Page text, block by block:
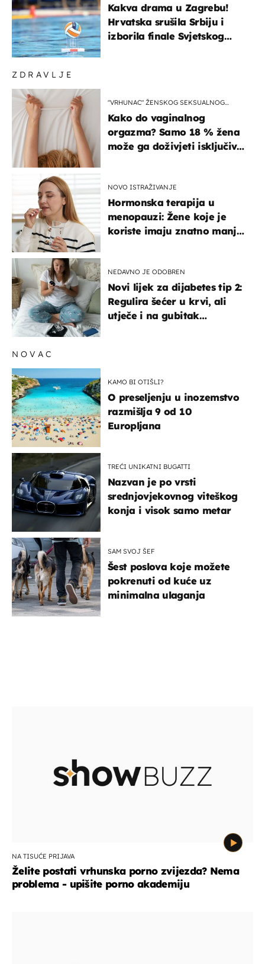
ZDRAVLJE
"VRHUNAC" ŽENSKOG SEKSUALNOG
Kako do vaginalnog
orgazma? Samo 18 % žena
može ga doživjeti isključivo
NOVO ISTRAŽIVANJE
Hormonska terapija u
menopauzi: Žene koje je
koriste imaju znatno manji
NEDAVNO JE ODOBREN
Novi lijek za dijabetes tip 2:
Regulira šećer u krvi, ali
utječe i na gubitak
Kakva drama u Zagrebu!
Hrvatska srušila Srbiju i
izborila finale Svjetskog
NOVAC
KAMO BI OTIŠLI?
O preseljenju u inozemstvo
razmišlja 9 od 10
Europljana
TREĆI UNIKATNI BUGATTI
Nazvan je po vrsti
srednjovjekovnog viteškog
konja i visok samo metar
SAM SVOJ ŠEF
Šest poslova koje možete
pokrenuti od kuće uz
minimalna ulaganja
NA TISUĆE PRIJAVA
Želite postati vrhunska porno zvijezda? Nema
problema - upišite porno akademiju